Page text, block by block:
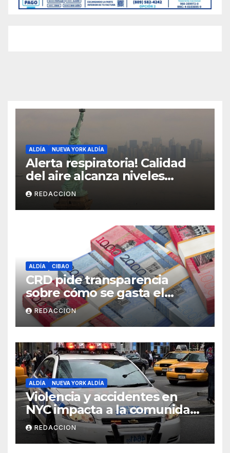
ALDÍA NUEVA YORK ALDÍA
Alerta respiratoria! Calidad
del aire alcanza niveles
peligrosos en NYC
REDACCION
ALDÍA CIBAO
CRD pide transparencia
sobre cómo se gasta el
dinero del Seguro Familiar de
Salud
REDACCION
ALDÍA NUEVA YORK ALDÍA
Violencia y accidentes en
NYC impacta a la comunidad
dominicana
REDACCION